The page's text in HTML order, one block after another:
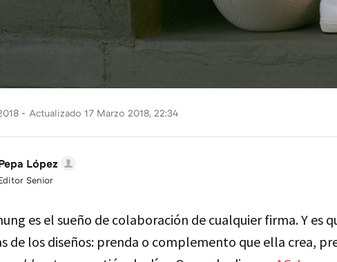
Actualizado 17 Marzo 2018, 22:34
López
Senior
es el sueño de colaboración de cualquier firma. Y es
de los diseños: prenda o complemento que ella crea,